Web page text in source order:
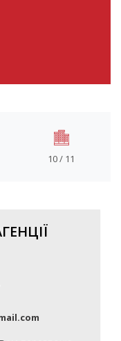
10 / 11